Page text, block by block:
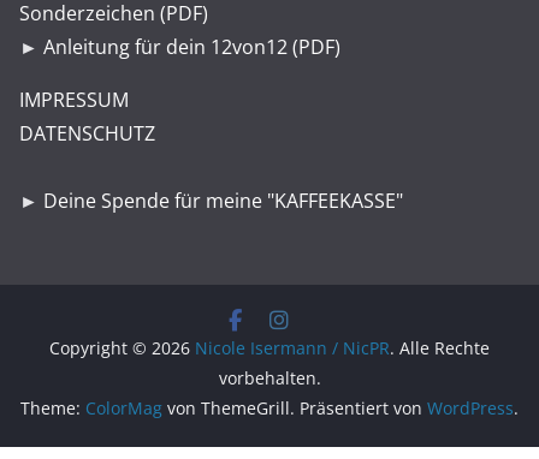
Sonderzeichen (PDF)
► Anleitung für dein 12von12 (PDF)
IMPRESSUM
DATENSCHUTZ
► Deine Spende für meine "KAFFEEKASSE"
Copyright © 2026 Nicole Isermann / NicPR. Alle Rechte
vorbehalten.
Theme: ColorMag von ThemeGrill. Präsentiert von WordPress.